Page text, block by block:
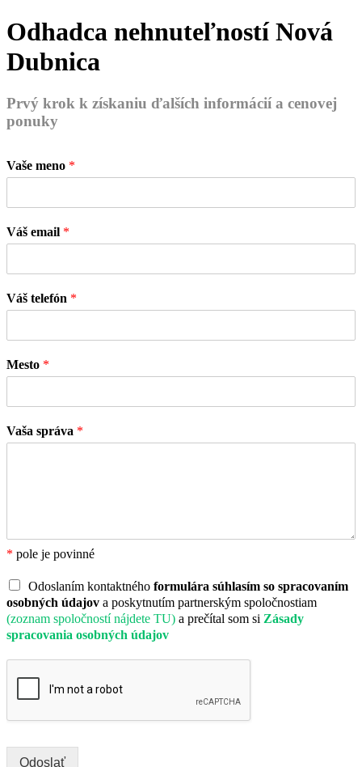
Odhadca nehnuteľností Nová
Dubnica
Prvý krok k získaniu ďalších informácií a cenovej
ponuky
Vaše meno *
Váš email *
Váš telefón *
Mesto *
Vaša správa *
* pole je povinné
Odoslaním kontaktného formulára súhlasím so spracovaním
osobných údajov a poskytnutím partnerským spoločnostiam
(zoznam spoločností nájdete TU) a prečítal som si Zásady
spracovania osobných údajov
Odoslať